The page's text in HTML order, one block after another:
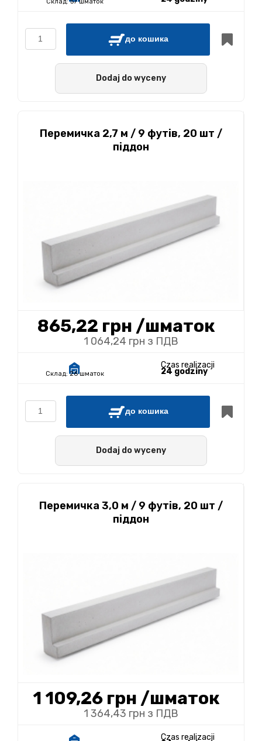
до кошика
Dodaj do wyceny
Перемичка 2,7 м / 9 футів, 20 шт /
піддон
865,22 грн /шматок
1 064,24 грн з ПДВ
Склад: 26 шматок
Czas realizacji
24 godziny
до кошика
Dodaj do wyceny
Перемичка 3,0 м / 9 футів, 20 шт /
піддон
1 109,26 грн /шматок
1 364,43 грн з ПДВ
Czas realizacji